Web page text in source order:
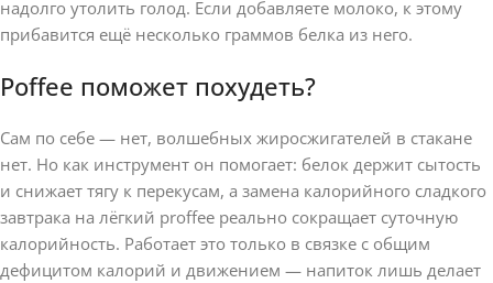
надолго утолить голод. Если добавляете молоко, к этому
прибавится ещё несколько граммов белка из него.
Poffee поможет похудеть?
Сам по себе — нет, волшебных жиросжигателей в стакане
нет. Но как инструмент он помогает: белок держит сытость
и снижает тягу к перекусам, а замена калорийного сладкого
завтрака на лёгкий proffee реально сокращает суточную
калорийность. Работает это только в связке с общим
дефицитом калорий и движением — напиток лишь делает